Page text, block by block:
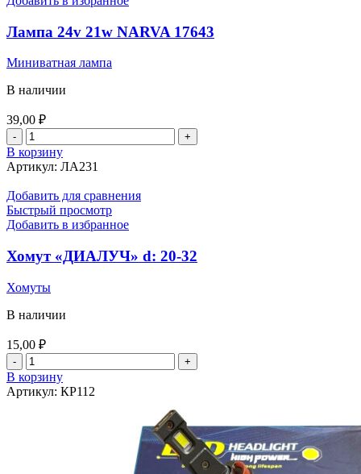
(клемма-
клемма)
мм.
упаковке
Лампа 24v 21w NARVA 17643
Миниватная лампа
В наличии
39,00 ₽
Количество
товара
Лампа
24v
21w
NARVA
17643
В корзину
Артикул: ЛА231
Добавить для сравнения
Быстрый просмотр
Добавить в избранное
Хомут «ДИАЛУЧ» d: 20-32
Хомуты
В наличии
15,00 ₽
Количество
товара
Хомут
"ДИАЛУЧ"
В корзину
Артикул: КР112